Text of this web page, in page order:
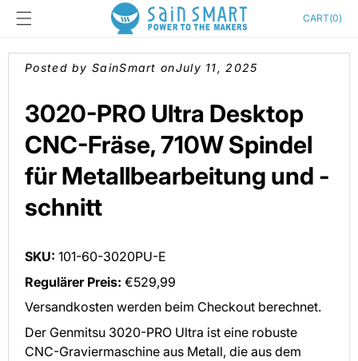
Skip to
content
CART(0)
Cart
Posted by SainSmart onJuly 11, 2025
3020-PRO Ultra Desktop
CNC-Fräse, 710W Spindel
für Metallbearbeitung und -
schnitt
SKU: 101-60-3020PU-E
Regulärer Preis: €529,99
Versandkosten werden beim Checkout berechnet.
Der Genmitsu 3020-PRO Ultra ist eine robuste
CNC-Graviermaschine aus Metall, die aus dem